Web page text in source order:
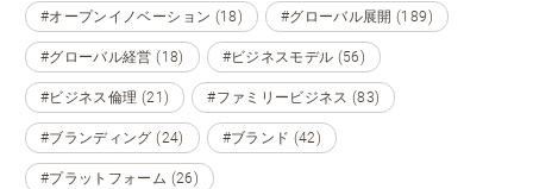
#オープンイノベーション (18) #グローバル展開 (189)
#グローバル経営 (18) #ビジネスモデル (56)
#ビジネス倫理 (21) #ファミリービジネス (83)
#ブランディング (24) #ブランド (42)
#プラットフォーム (26)